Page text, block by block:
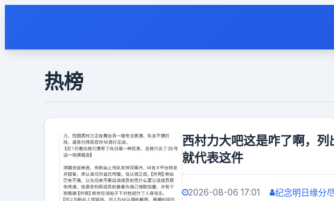
热榜
西村力大吧这是咋了啊，
就代表这件
2026-08-06 17:01 纪念明日缘分